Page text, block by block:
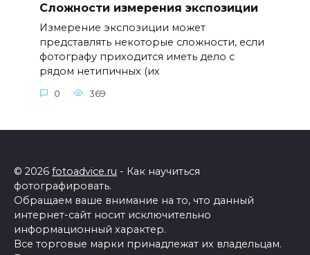
Сложности измерения экспозиции
Измерение экспозиции может
представлять некоторые сложности, если
фотографу приходится иметь дело с
рядом нетипичных (их
0 369
© 2026 fotoadvice.ru - Как научиться
фотографировать.
Обращаем ваше внимание на то, что данный
интернет-сайт носит исключительно
информационный характер.
Все торговые марки принадлежат их владельцам.